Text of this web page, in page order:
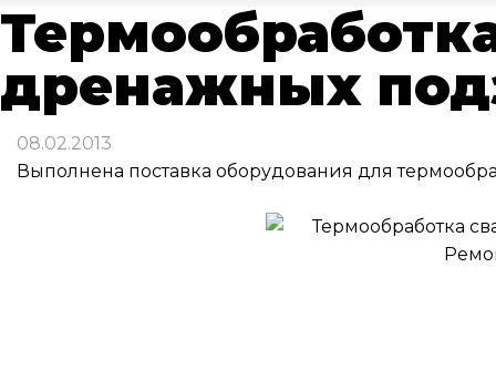
дренажных
08.02.2013
Выполнена поставка оборудования для